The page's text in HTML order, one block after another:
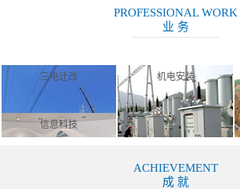
PROFESSIONAL WORK
业 务
三电迁改 机电安装
信息科技
ACHIEVEMENT
成 就